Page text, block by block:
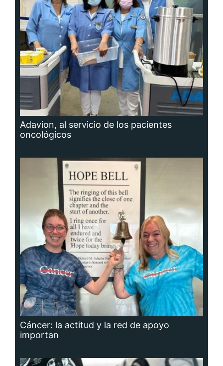
Adavion, al servicio de los pacientes
oncológicos
Cáncer: la actitud y la red de apoyo
importan